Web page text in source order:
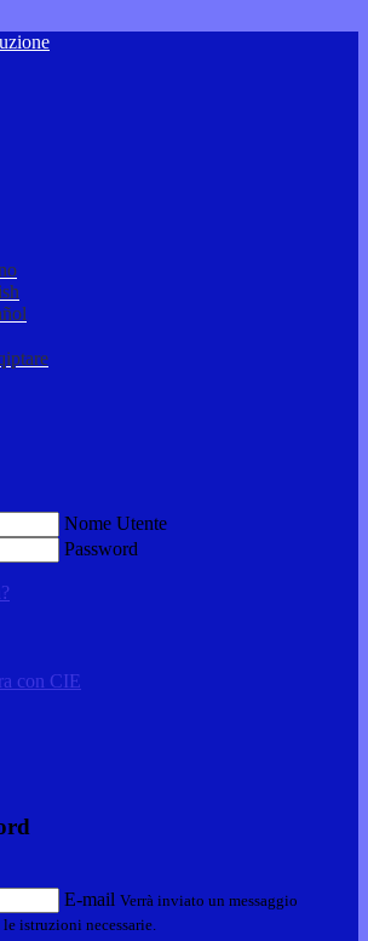
Nome Utente
Password
con CIE
E-mail Verrà inviato un messaggio
istruzioni necessarie.